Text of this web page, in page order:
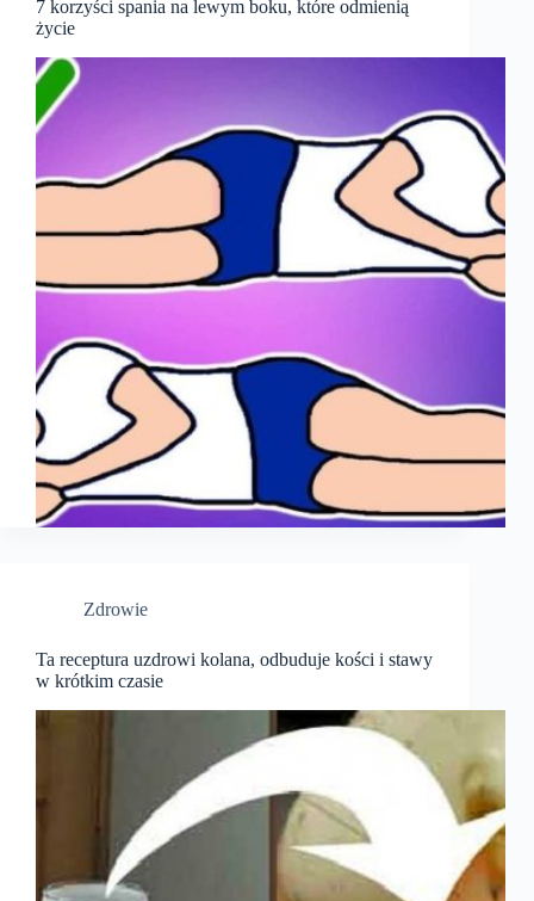
7 korzyści spania na lewym boku, które odmienią
życie
Zdrowie
Ta receptura uzdrowi kolana, odbuduje kości i stawy
w krótkim czasie